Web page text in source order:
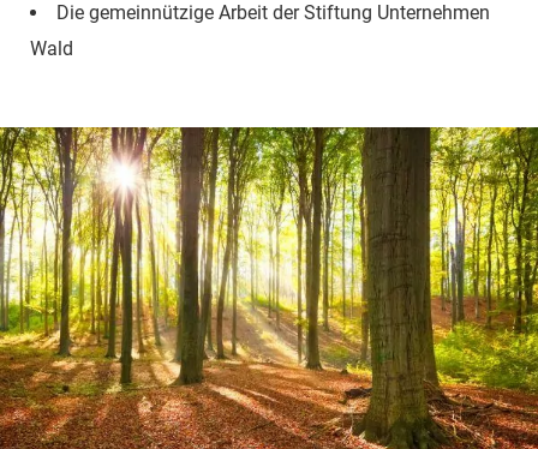
Die gemeinnützige Arbeit der Stiftung Unternehmen
Wald